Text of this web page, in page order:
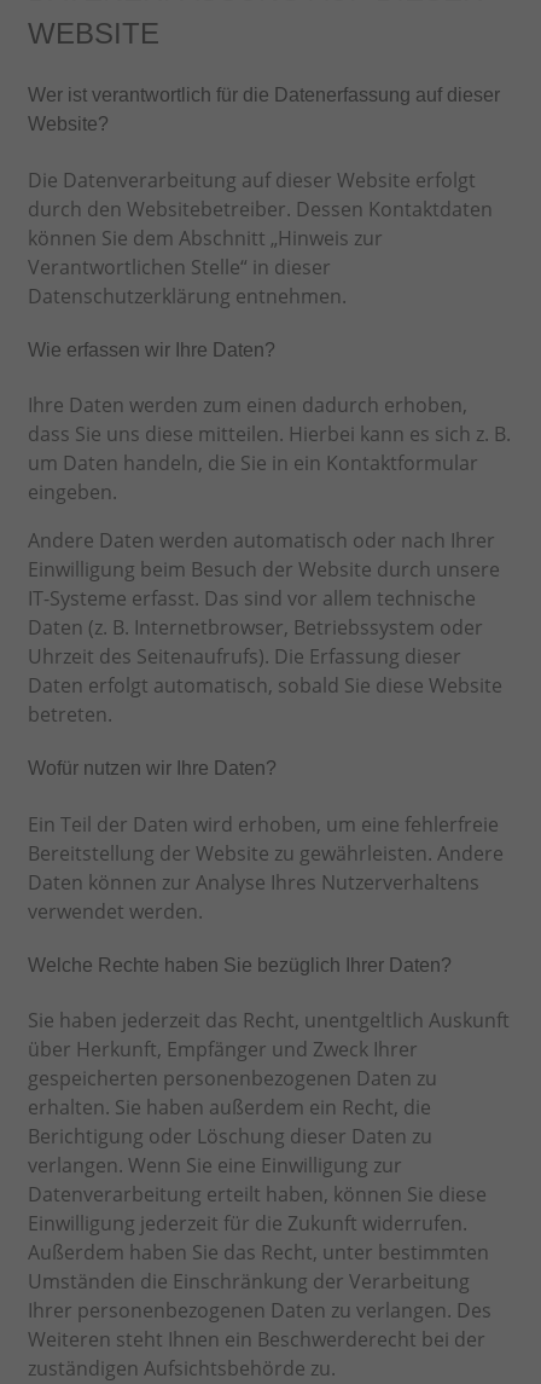
WEBSITE
Wer ist verantwortlich für die Datenerfassung auf dieser
Website?
Die Datenverarbeitung auf dieser Website erfolgt
durch den Websitebetreiber. Dessen Kontaktdaten
können Sie dem Abschnitt „Hinweis zur
Verantwortlichen Stelle“ in dieser
Datenschutzerklärung entnehmen.
Wie erfassen wir Ihre Daten?
Ihre Daten werden zum einen dadurch erhoben,
dass Sie uns diese mitteilen. Hierbei kann es sich z. B.
um Daten handeln, die Sie in ein Kontaktformular
eingeben.
Andere Daten werden automatisch oder nach Ihrer
Einwilligung beim Besuch der Website durch unsere
IT-Systeme erfasst. Das sind vor allem technische
Daten (z. B. Internetbrowser, Betriebssystem oder
Uhrzeit des Seitenaufrufs). Die Erfassung dieser
Daten erfolgt automatisch, sobald Sie diese Website
betreten.
Wofür nutzen wir Ihre Daten?
Ein Teil der Daten wird erhoben, um eine fehlerfreie
Bereitstellung der Website zu gewährleisten. Andere
Daten können zur Analyse Ihres Nutzerverhaltens
verwendet werden.
Welche Rechte haben Sie bezüglich Ihrer Daten?
Sie haben jederzeit das Recht, unentgeltlich Auskunft
über Herkunft, Empfänger und Zweck Ihrer
gespeicherten personenbezogenen Daten zu
erhalten. Sie haben außerdem ein Recht, die
Berichtigung oder Löschung dieser Daten zu
verlangen. Wenn Sie eine Einwilligung zur
Datenverarbeitung erteilt haben, können Sie diese
Einwilligung jederzeit für die Zukunft widerrufen.
Außerdem haben Sie das Recht, unter bestimmten
Umständen die Einschränkung der Verarbeitung
Ihrer personenbezogenen Daten zu verlangen. Des
Weiteren steht Ihnen ein Beschwerderecht bei der
zuständigen Aufsichtsbehörde zu.